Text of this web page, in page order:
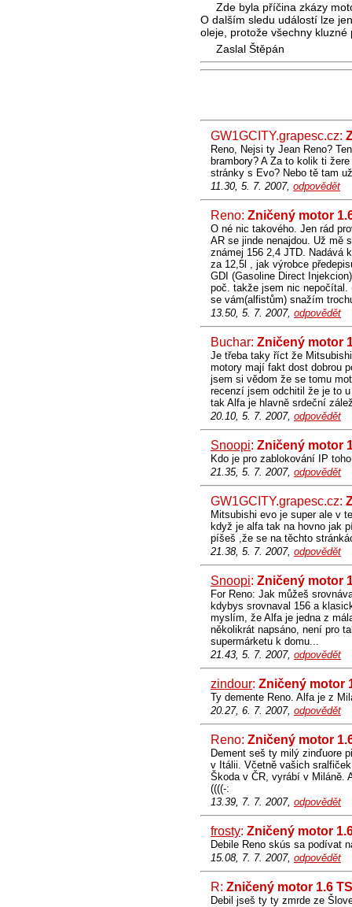
Zde byla příčina zkázy
O dalším sledu událostí lze
oleje, protože všechny
Zaslal Štěpán
GW1GCITY.grapesc.cz:
Reno, Nejsi ty Jean Reno?
brambory? A Za to kolik ti
stránky s Evo? Nebo tě tam
11.30, 5. 7. 2007, odpovědět
Reno: Zničený motor
O né nic takového. Jen rád
AR se jinde nenajdou. Už mě
známej 156 2,4 JTD. Nadává
za 12,5l , jak výrobce
GDI (Gasoline Direct
poč. takže jsem nic nepočítal.
se vám(alfistům) snažím
13.50, 5. 7. 2007, odpovědět
Buchar: Zničený motor
Je třeba taky říct že
motory mají fakt dost dobrou
jsem si vědom že se tomu
recenzí jsem odchitil že je to
tak Alfa je hlavně srdeční
20.10, 5. 7. 2007, odpovědět
Snoopi: Zničený motor
Kdo je pro zablokování IP
21.35, 5. 7. 2007, odpovědět
GW1GCITY.grapesc.cz:
Mitsubishi evo je super ale v
když je alfa tak na hovno jak
píšeš ,že se na těchto
21.38, 5. 7. 2007, odpovědět
Snoopi: Zničený motor
For Reno: Jak můžeš
kdybys srovnaval 156 a
myslím, že Alfa je jedna z
několikrát napsáno, není pro
supermárketu k domu...
21.43, 5. 7. 2007, odpovědět
zindour: Zničený motor
Ty demente Reno. Alfa je z
20.27, 6. 7. 2007, odpovědět
Reno: Zničený motor
Dement seš ty milý zinďuore
v Itálii. Včetně vašich
Škoda v ČR, vyrábí v Miláně.
((((-:
13.39, 7. 7. 2007, odpovědět
frosty: Zničený motor
Debile Reno skús sa podívat
15.08, 7. 7. 2007, odpovědět
R: Zničený motor 1.6 TS
Debil jseš ty ty zmrde ze